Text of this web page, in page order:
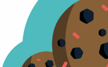
aider le
la